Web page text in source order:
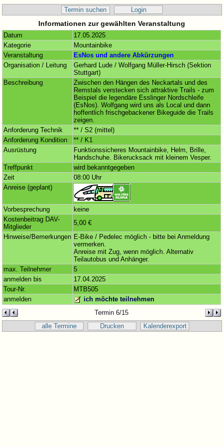
Termin suchen Login
Informationen zur gewählten Veranstaltung
Datum
17.05.2025
Kategorie
Mountainbike
Veranstaltung
EsNos und andere Abkürzungen
Organisation / Leitung
Gerhard Lude / Wolfgang Müller-Hirsch (Sektion
Stuttgart)
Beschreibung
Zwischen den Hängen des Neckartals und des
Remstals verstecken sich attraktive Trails - zum
Beispiel die legendäre Esslinger Nordschleife
(EsNos). Wolfgang wird uns als Local und dann
hoffentlich frischgebackener Bikeguide die Trails
zeigen.
Anforderung Technik
** / S2 (mittel)
Anforderung Kondition
** / K1
Ausrüstung
Funktionssicheres Mountainbike, Helm, Brille,
Handschuhe. Bikerucksack mit kleinem Vesper.
Treffpunkt
wird bekanntgegeben
Zeit
08:00 Uhr
Anreise (geplant)
Vorbesprechung
keine
Kostenbeitrag DAV-
Mitglieder
5,00 €
Hinweise/Bemerkungen E-Bike / Pedelec möglich - bitte bei Anmeldung
vermerken.
Anreise mit Zug, wenn möglich. Alternativ
Teilautobus und Anhänger.
max. Teilnehmer
5
anmelden bis
17.04.2025
Tour-Nr.
MTB505
anmelden
ich möchte teilnehmen
Termin 6/15
alle Termine
Drucken Kalenderexport